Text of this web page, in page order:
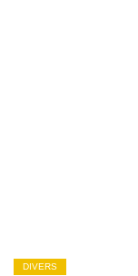
DIVERS